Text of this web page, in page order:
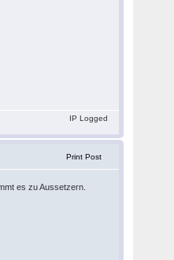
IP Logged
Print Post
es zu Aussetzern.